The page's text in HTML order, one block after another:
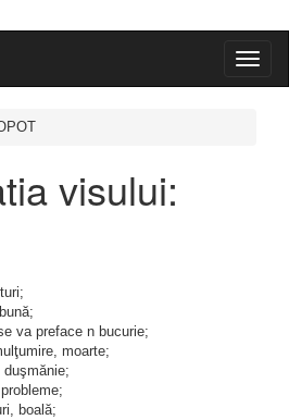
visului:
va preface n bucurie;
moarte;
boală;